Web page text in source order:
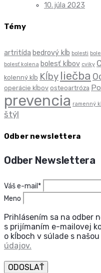
10. júla 2023
Témy
artritída bedrový kĺb bolesti
bolesť kolena bolesť kĺbov cviky
kolenný kĺb Kĺby liečba
operácie kĺbov osteoartróza
prevencia ramenný
štýl
Odber newslettera
Odber Newslettera
Váš e-mail*
Meno
Prihlásením sa na odber
s prijímaním e-mailovej
o kĺboch v súlade s
údajov.
ODOSLAŤ